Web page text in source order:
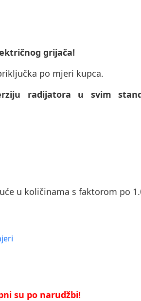
grijača!
po mjeri kupca.
radijatora u svim
u količinama s faktorom po
su po narudžbi!